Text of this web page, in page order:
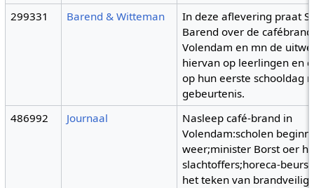
299331
Barend & Witteman
In deze aflevering praat
Barend over de
Volendam en mn de
hiervan op leerlingen en
op hun eerste schooldag
gebeurtenis.
486992
Journaal
Nasleep café-brand in
Volendam:scholen
weer;minister Borst oer
slachtoffers;horeca-beurs
het teken van